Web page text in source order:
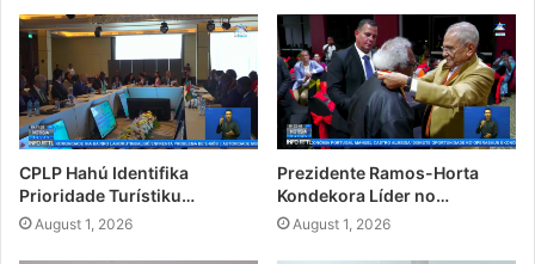
CPLP Hahú Identifika
Prioridade Turístiku…
August 1, 2026
Prezidente Ramos-Horta
Kondekora Líder no…
August 1, 2026